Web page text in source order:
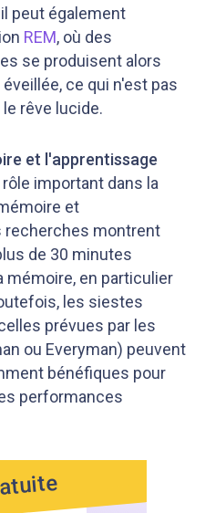
peut également
REM, où des
se produisent alors
ce qui n'est pas
rêve lucide.
et l'apprentissage
important dans la
et
recherches montrent
de 30 minutes
mémoire, en particulier
les siestes
prévues par les
ou Everyman) peuvent
bénéfiques pour
performances